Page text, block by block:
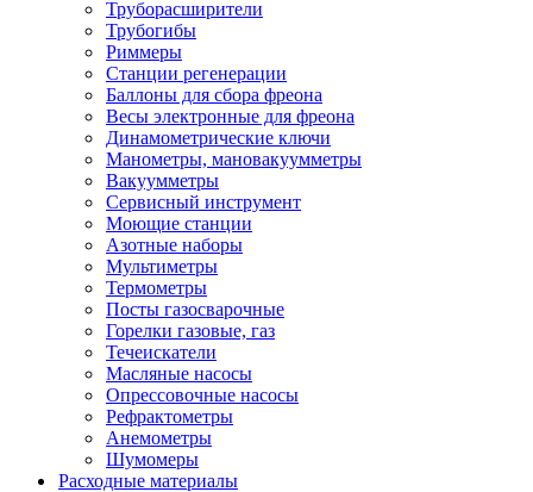
Труборасширители
Трубогибы
Риммеры
Станции регенерации
Баллоны для сбора фреона
Весы электронные для фреона
Динамометрические ключи
Манометры, мановакуумметры
Вакуумметры
Сервисный инструмент
Моющие станции
Азотные наборы
Мультиметры
Термометры
Посты газосварочные
Горелки газовые, газ
Течеискатели
Масляные насосы
Опрессовочные насосы
Рефрактометры
Анемометры
Шумомеры
Расходные материалы